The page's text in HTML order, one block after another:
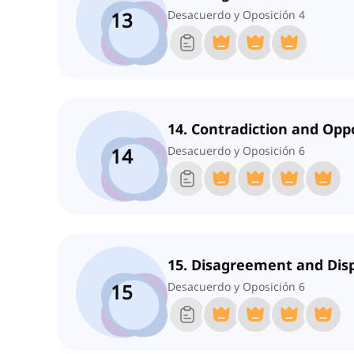
13
Desacuerdo y Oposición 4
14
14. Contradiction and
Desacuerdo y Oposición 6
15
15. Disagreement and
Desacuerdo y Oposición 6